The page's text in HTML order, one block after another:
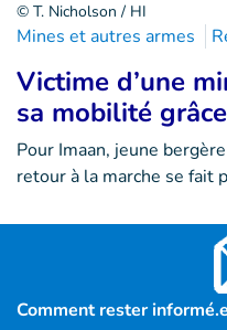
© T. Nicholson / HI
Mines et autres armes
Victime d’une
sa mobilité
Pour Imaan, jeune
retour à la marche se fait
Comment rester informé.e